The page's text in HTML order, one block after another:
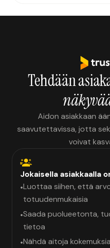
Tehdään
Aidon asiakkaan
saavutettavissa, jotta
voivat
Jokaisella asiakkaalla
•Luottaa siihen, että
totuudenmukaisia
•Saada puolueetonta,
tietoa
•Nähdä aitoja